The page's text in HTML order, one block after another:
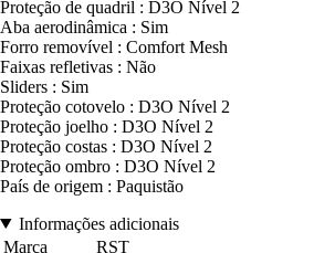
Proteção de quadril : D3O Nível 2
Aba aerodinâmica : Sim
Forro removível : Comfort Mesh
Faixas refletivas : Não
Sliders : Sim
Proteção cotovelo : D3O Nível 2
Proteção joelho : D3O Nível 2
Proteção costas : D3O Nível 2
Proteção ombro : D3O Nível 2
País de origem : Paquistão
Informações adicionais
Marca
RST